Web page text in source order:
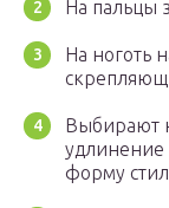
На пальцы
На ноготь
Выбирают
удлинение
форму